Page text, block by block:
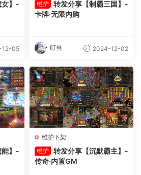
女】-
12-05
维护 转发分享【制霸三国】-
卡牌·无限内购
叮当 2024-12-02
能】-
维护下架
维护 转发分享【沉默霸主】-
传奇·内置GM